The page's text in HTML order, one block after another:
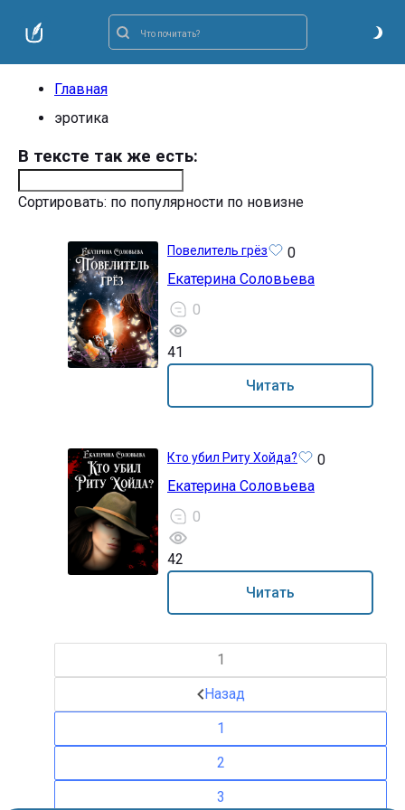
Главная
эротика
В тексте так же есть:
Сортировать: по популярности по новизне
Повелитель грёз
0
Екатерина Соловьева
0
41
Читать
Кто убил Риту Хойда?
0
Екатерина Соловьева
0
42
Читать
1
Назад
1
2
3